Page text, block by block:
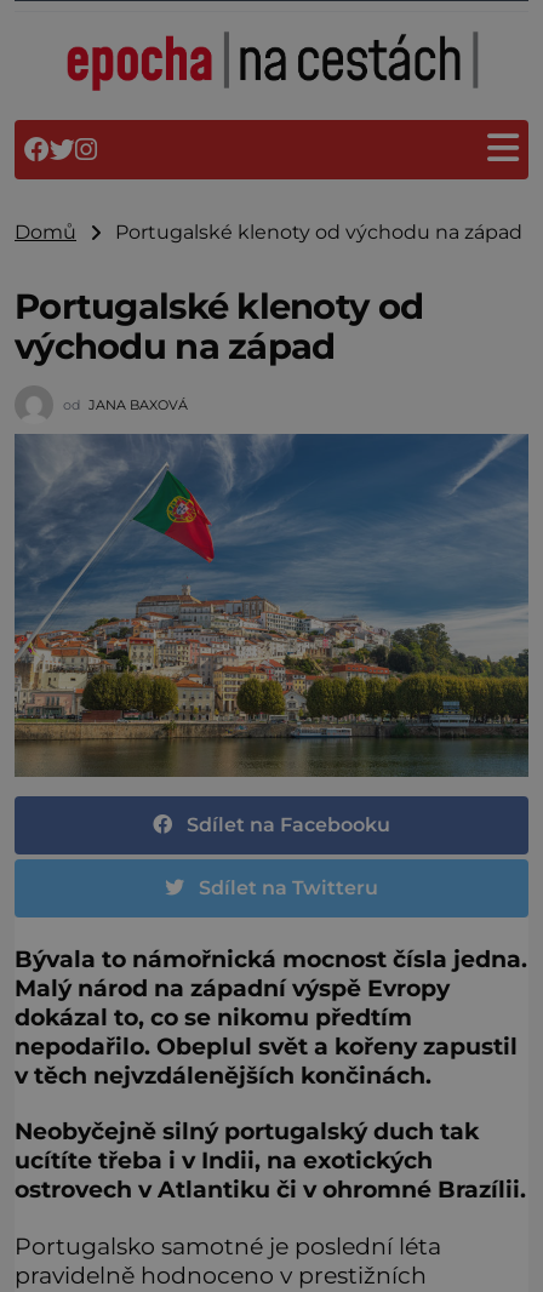
Domů Portugalské klenoty od východu na západ
Portugalské klenoty od
východu na západ
od JANA BAXOVÁ
Sdílet na Facebooku
Sdílet na Twitteru
Bývala to námořnická mocnost čísla jedna.
Malý národ na západní výspě Evropy
dokázal to, co se nikomu předtím
nepodařilo. Obeplul svět a kořeny zapustil
v těch nejvzdálenějších končinách.
Neobyčejně silný portugalský duch tak
ucítíte třeba i v Indii, na exotických
ostrovech v Atlantiku či v ohromné Brazílii.
Portugalsko samotné je poslední léta
pravidelně hodnoceno v prestižních